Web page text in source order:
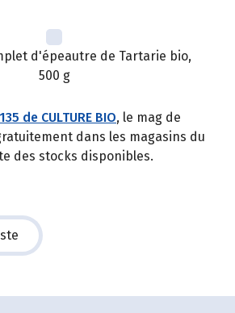
d'épeautre de Tartarie bio,
500 g
de CULTURE BIO, le mag de
dans les magasins du
des stocks disponibles.